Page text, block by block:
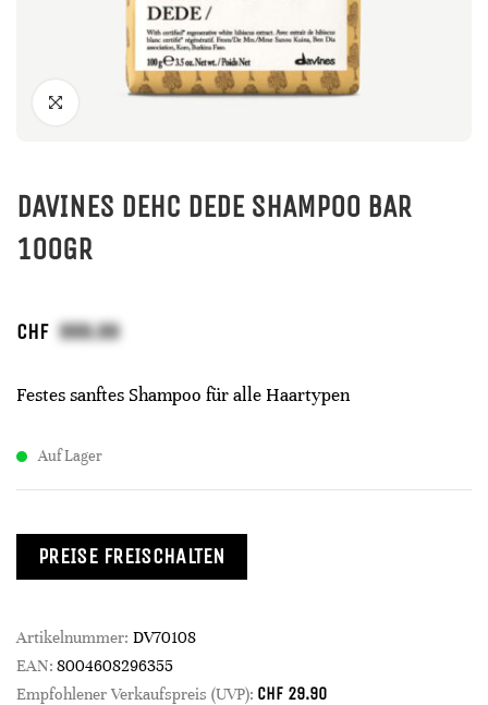
DAVINES DEHC DEDE SHAMPOO BAR
100GR
CHF
Festes sanftes Shampoo für alle Haartypen
Auf Lager
PREISE FREISCHALTEN
Artikelnummer: DV70108
EAN: 8004608296355
Empfohlener Verkaufspreis (UVP): CHF 29.90